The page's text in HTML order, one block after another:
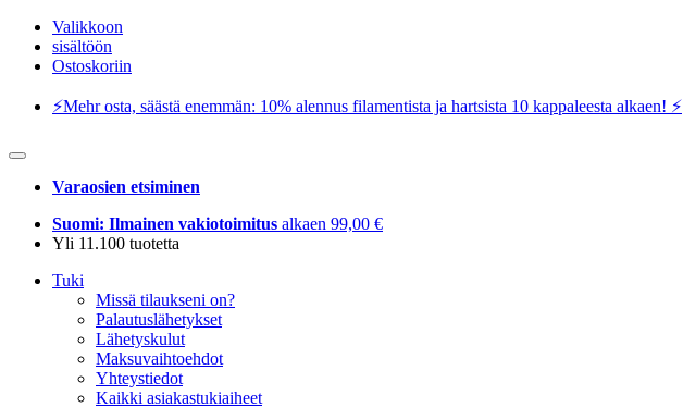
Valikkoon
sisältöön
Ostoskoriin
⚡️Mehr osta, säästä enemmän: 10% alennus filamentista ja hartsista 10 kappaleesta alkaen! ⚡️
Varaosien etsiminen
Suomi: Ilmainen vakiotoimitus alkaen 99,00 €
Yli 11.100 tuotetta
Tuki
Missä tilaukseni on?
Palautuslähetykset
Lähetyskulut
Maksuvaihtoehdot
Yhteystiedot
Kaikki asiakastukiaiheet